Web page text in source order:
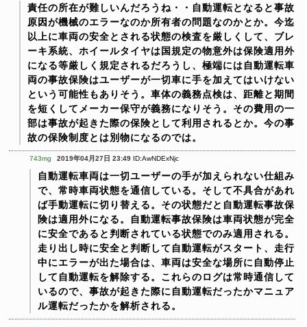
責任の所在が難しいんだろうね・・自動運転となると事故
原因が機械のエラーなのか所有者の問題なのかとか。今迄
以上に車両の安全とされる状態の検査を厳しくして、ブレ
ーキ系統、ホイールタイヤは国規定の物意外は保険適用外
になる等厳しく規定されるだろうし、極端には自動運転車
両の事故保険はユーザーが一切車に手を加えてはいけない
という可能性もありそう。車体の義務点検は、距離と期間
を短くしてメーカー保守が義務になりそう。その費用の一
部は事故が起きた際の保険として利用されるとか。今の事
故の保険制度とは別物になるのでは。
743mg 2019年04月27日 23:49 ID:AwNDExNjc
自動運転車両は一切ユーザーの手が加えられない仕組み
で、常時車両状態を通信している。そして不具合があれ
ば手動運転に切り替える。その状態だと自動運転事故保
険は適用外になる。自動運転事故保険は車両状態が完全
に安全であると判断されている状態でのみ適用される。
走り出し時に安全と判断して自動運転がスタート、走行
中にエラーが出た場合は、車両は安全な場所に自動停止
して自動運転を解除する。これらのログは常時通信して
いるので、事故が起きた際に自動運転だったかマニュア
ル運転だったかを解析される。